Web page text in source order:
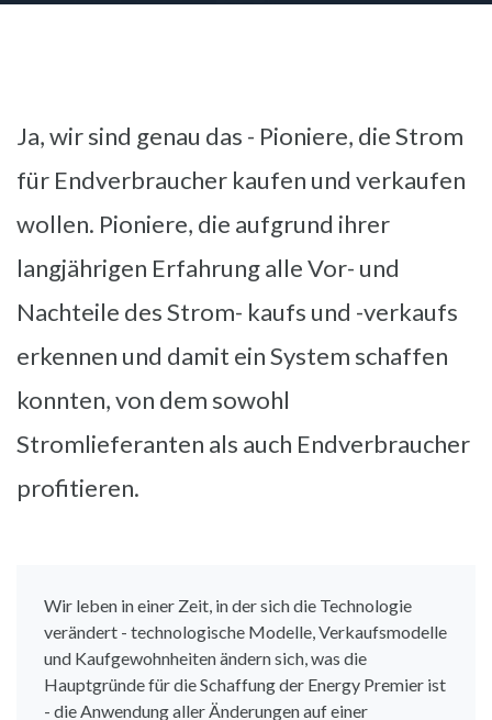
Ja, wir sind genau das - Pioniere, die Strom
für Endverbraucher kaufen und verkaufen
wollen. Pioniere, die aufgrund ihrer
langjährigen Erfahrung alle Vor- und
Nachteile des Strom- kaufs und -verkaufs
erkennen und damit ein System schaffen
konnten, von dem sowohl
Stromlieferanten als auch Endverbraucher
profitieren.
Wir leben in einer Zeit, in der sich die Technologie
verändert - technologische Modelle, Verkaufsmodelle
und Kaufgewohnheiten ändern sich, was die
Hauptgründe für die Schaffung der Energy Premier ist
- die Anwendung aller Änderungen auf einer